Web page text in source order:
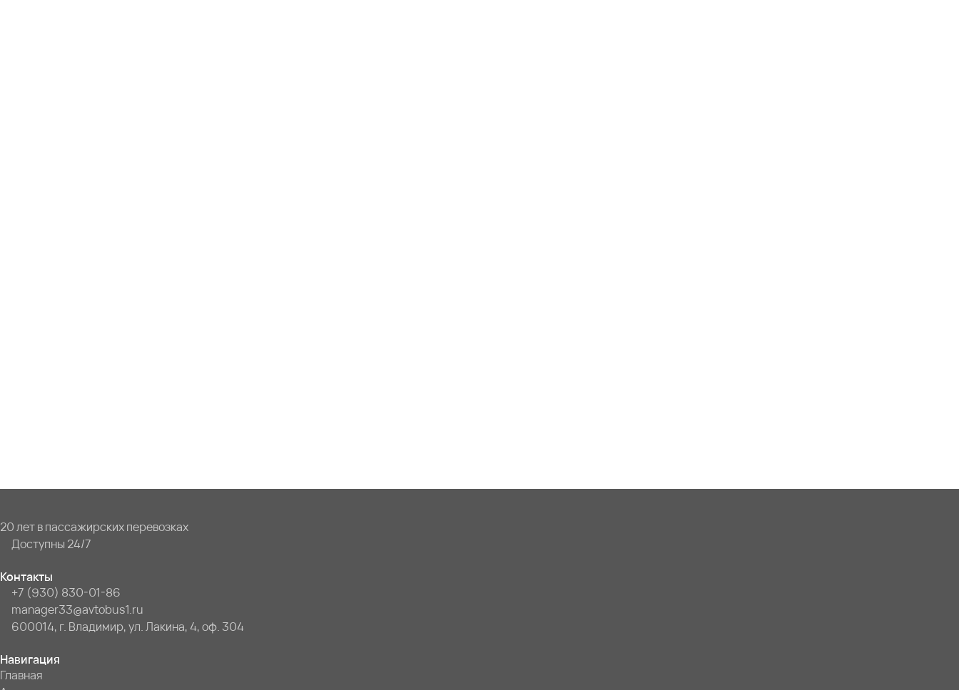
20 лет в пассажирских перевозках
Доступны 24/7
Контакты
+7 (930) 830-01-86
manager33@avtobus1.ru
600014, г. Владимир, ул. Лакина, 4, оф. 304
Навигация
Главная